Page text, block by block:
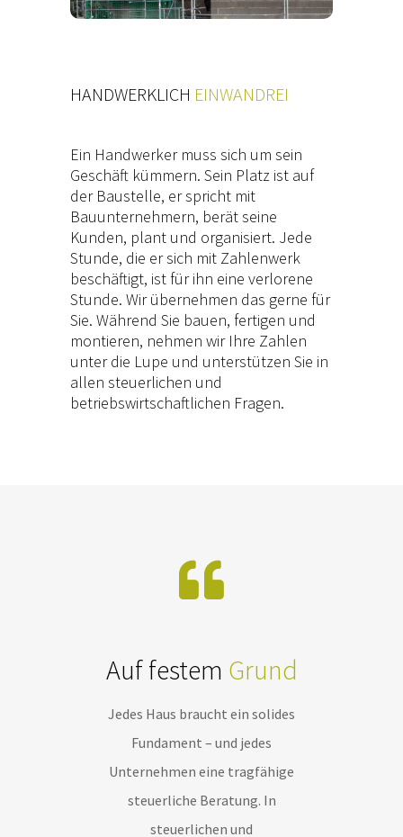
HANDWERKLICH EINWANDREI
Ein Handwerker muss sich um sein
Geschäft kümmern. Sein Platz ist auf
der Baustelle, er spricht mit
Bauunternehmern, berät seine
Kunden, plant und organisiert. Jede
Stunde, die er sich mit Zahlenwerk
beschäftigt, ist für ihn eine verlorene
Stunde. Wir übernehmen das gerne für
Sie. Während Sie bauen, fertigen und
montieren, nehmen wir Ihre Zahlen
unter die Lupe und unterstützen Sie in
allen steuerlichen und
betriebswirtschaftlichen Fragen.

Auf festem Grund
Jedes Haus braucht ein solides
Fundament – und jedes
Unternehmen eine tragfähige
steuerliche Beratung. In
steuerlichen und